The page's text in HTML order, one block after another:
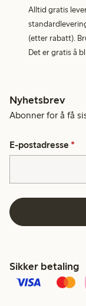
Alltid gratis
(etter rabatt).
Det er gratis å
Nyhetsbrev
Abonner for å få
E-postadresse *
Sikker betaling